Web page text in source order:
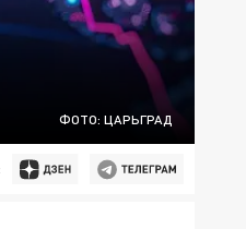
ФОТО: ЦАРЬГРАД